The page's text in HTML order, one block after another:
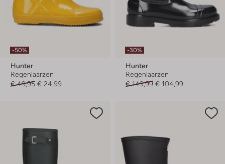
-50%
Hunter
Regenlaarzen
€ 49,95 € 24,99
-30%
Hunter
Regenlaarzen
€ 149,99 € 104,99